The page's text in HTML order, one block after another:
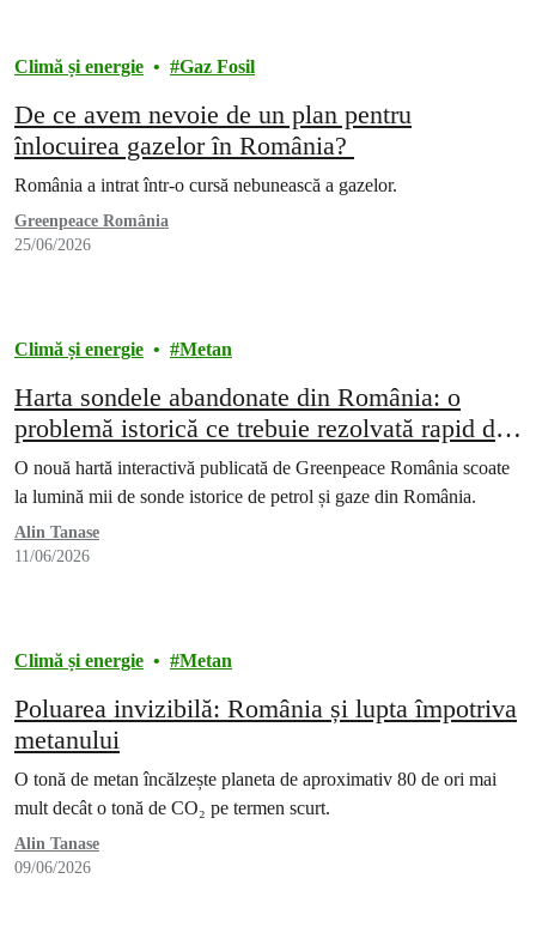
Climă și energie Gaz Fosil
De ce avem nevoie de un plan pentru
înlocuirea gazelor în România?
România a intrat într-o cursă nebunească a gazelor.
Greenpeace România
25/06/2026
Climă și energie Metan
Harta sondele abandonate din România: o
problemă istorică ce trebuie rezolvată rapid de
marii poluatori
O nouă hartă interactivă publicată de Greenpeace România scoate
la lumină mii de sonde istorice de petrol și gaze din România.
Alin Tanase
11/06/2026
Climă și energie Metan
Poluarea invizibilă: România și lupta împotriva
metanului
O tonă de metan încălzește planeta de aproximativ 80 de ori mai
mult decât o tonă de CO₂ pe termen scurt.
Alin Tanase
09/06/2026